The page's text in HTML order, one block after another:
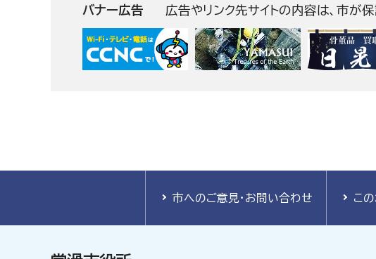
バナー広告 広告やリンク先サイトの内容は、市が
市へのご意見・お問い合わせ こ